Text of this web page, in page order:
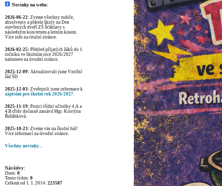
Novinky na webu:
2026-06-22: Zveme všechny rodiče,
absolventy a přátele školy na Den
otevřených dveří ZŠ Šťáhlavy s
následným koncertem a letním kinem.
Více info na titulní stránce.
2026-02-25: Přehled přijatých žáků do 1.
ročníku ve školním roce 2026/2027
naleznete na úvodní stránce.
2025-12-09: Aktualizovali jsme Vnitřní
řád ŠD
2025-12-03: Zveřejnili jsme informace k
zápisům pro školní rok 2026/2027
2025-11-19: Pozici třídní učitelky 4.A a
4.B třídy dočasně zastává Mgr. Kristýna
Řežábková.
2025-10-23: Zveme vás na školní bál!
Více informací na úvodní stránce.
Všechny novinky...
Návštěvy:
Dnes: 0
Tento týden: 0
Celkem od 1. 1. 2014: 223587